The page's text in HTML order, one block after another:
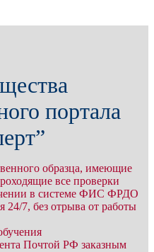
портала
образца, имеющие
все проверки
в системе ФИС ФРДО
24/7, без отрыва от работы
Почтой РФ заказным